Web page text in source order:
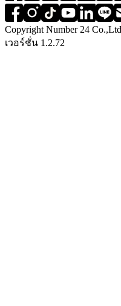
Copyright Number 24
เวอร์ชั่น 1.2.72